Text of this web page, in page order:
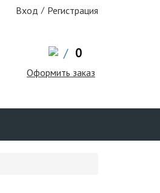
Вход / Регистрация
/ 0
Оформить заказ